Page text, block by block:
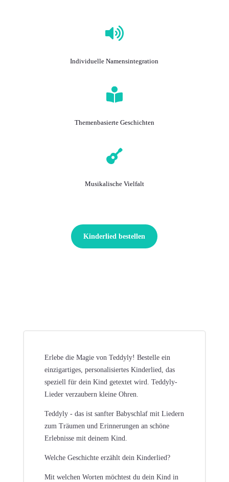

Individuelle Namensintegration

Themenbasierte Geschichten

Musikalische Vielfalt
Kinderlied bestellen
Erlebe die Magie von Teddyly! Bestelle ein
einzigartiges, personalisiertes Kinderlied, das
speziell für dein Kind getextet wird. Teddyly-
Lieder verzaubern kleine Ohren.
Teddyly - das ist sanfter Babyschlaf mit Liedern
zum Träumen und Erinnerungen an schöne
Erlebnisse mit deinem Kind.
Welche Geschichte erzählt dein Kinderlied?
Mit welchen Worten möchtest du dein Kind in